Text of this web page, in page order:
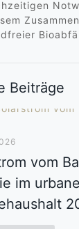
Beiträge
vom
im